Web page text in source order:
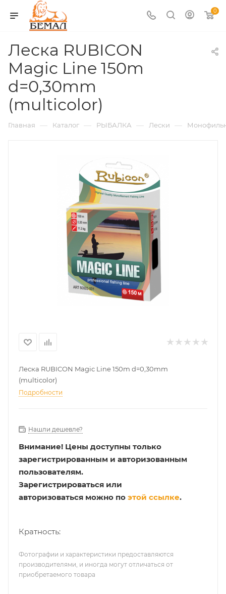
0
Леска RUBICON
Magic Line 150m
d=0,30mm
(multicolor)
Главная — Каталог — РЫБАЛКА — Лески —
Леска RUBICON Magic Line 150m d=0,30mm
(multicolor)
Подробности
Нашли дешевле?
Внимание! Цены доступны только
зарегистрированным и авторизованным
пользователям.
Зарегистрироваться или
авторизоваться можно по этой ссылке.
Кратность:
Фотографии и характеристики предоставляются
производителями, и иногда могут отличаться от
приобретаемого товара